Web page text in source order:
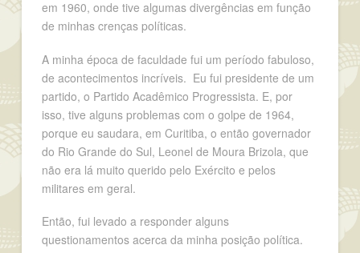
em 1960, onde tive algumas divergências em função
de minhas crenças políticas.
A minha época de faculdade fui um período fabuloso,
de acontecimentos incríveis. Eu fui presidente de um
partido, o Partido Acadêmico Progressista. E, por
isso, tive alguns problemas com o golpe de 1964,
porque eu saudara, em Curitiba, o então governador
do Rio Grande do Sul, Leonel de Moura Brizola, que
não era lá muito querido pelo Exército e pelos
militares em geral.
Então, fui levado a responder alguns
questionamentos acerca da minha posição política.